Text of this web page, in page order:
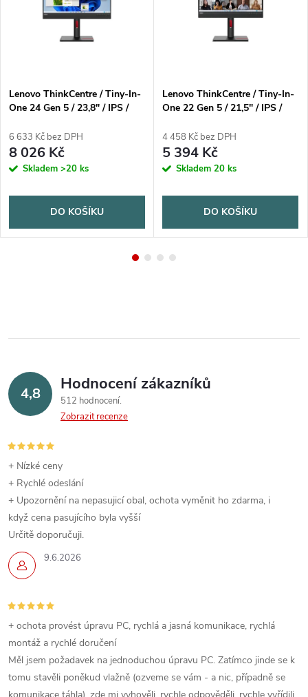
Lenovo ThinkCentre / Tiny-In-
One 24 Gen 5 / 23,8" / IPS /
6 633 Kč bez DPH
8 026 Kč
Skladem >20 ks
DO KOŠÍKU
Lenovo ThinkCentre / Tiny-In-
One 22 Gen 5 / 21,5" / IPS /
4 458 Kč bez DPH
5 394 Kč
Skladem 20 ks
DO KOŠÍKU
4,8 Hodnocení zákazníků
512 hodnocení
Zobrazit recenze
9.6.2026
+ Nízké ceny
+ Rychlé odeslání
+ Upozornění na nepasujicí obal, ochota vyměnit ho zdarma, i
když cena pasujícího byla vyšší
Určitě doporučuji.
+ ochota provést úpravu PC, rychlá a jasná komunikace, rychlá
montáž a rychlé doručení
Měl jsem požadavek na jednoduchou úpravu PC. Zatímco jinde se k
tomu stavěli poněkud vlažně (ozveme se vám - a nic, případně se